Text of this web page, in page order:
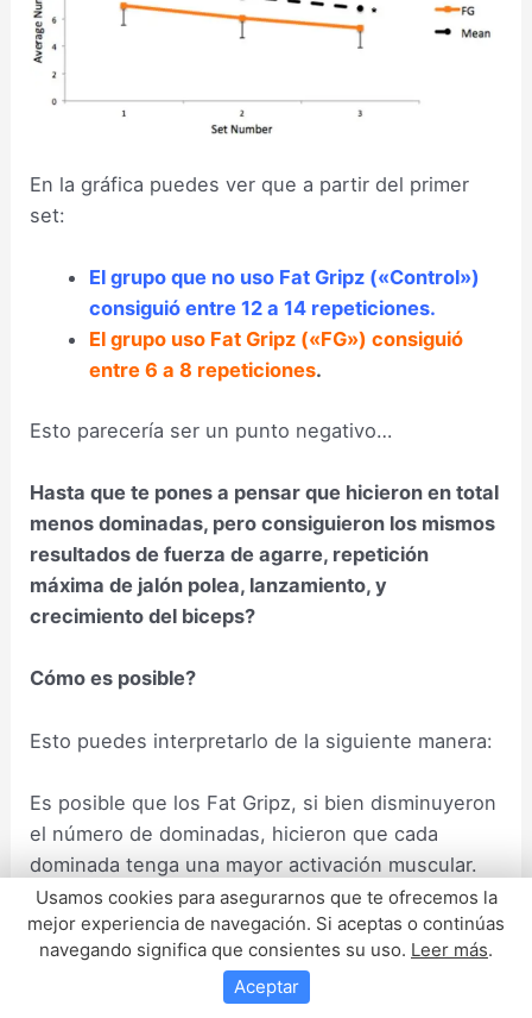
En la gráfica puedes ver que a partir del primer
set:
El grupo que no uso Fat Gripz («Control»)
consiguió entre 12 a 14 repeticiones.
El grupo uso Fat Gripz («FG») consiguió
entre 6 a 8 repeticiones.
Esto parecería ser un punto negativo…
Hasta que te pones a pensar que hicieron en total
menos dominadas, pero consiguieron los mismos
resultados de fuerza de agarre, repetición
máxima de jalón polea, lanzamiento, y
crecimiento del biceps?
Cómo es posible?
Esto puedes interpretarlo de la siguiente manera:
Es posible que los Fat Gripz, si bien disminuyeron
el número de dominadas, hicieron que cada
dominada tenga una mayor activación muscular.
En otras palabras cada repetición era de mayor
«calidad» en cuanto a activación muscular.
Usamos cookies para asegurarnos que te ofrecemos la
mejor experiencia de navegación. Si aceptas o continúas
navegando significa que consientes su uso. Leer más.
Aceptar